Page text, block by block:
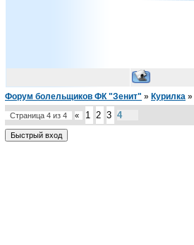
Форум болельщиков ФК "Зенит" » Курилка »
Страница 4 из 4 « 1 2 3 4